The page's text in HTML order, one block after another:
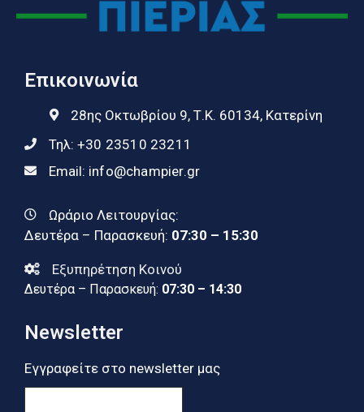
Επικοινωνία
28ης Οκτωβρίου 9, Τ.Κ. 60134, Κατερίνη
Τηλ: +30 23510 23211
Email: info@champier.gr
Ωράριο Λειτουργίας:
Δευτέρα – Παρασκευή: 07:30 – 15:30
Εξυπηρέτηση Κοινού
Δευτέρα – Παρασκευή: 07:30 – 14:30
Newsletter
Εγγραφείτε στο newsletter μας